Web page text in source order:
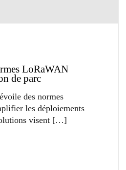
LoRaWAN
de parc
des normes
les déploiements
visent